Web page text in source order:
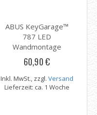
ABUS KeyGarage™
787 LED
Wandmontage
60,90 €
Inkl. MwSt., zzgl. Versand
Lieferzeit: ca. 1 Woche